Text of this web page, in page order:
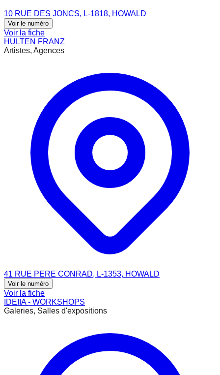
10 RUE DES JONCS, L-1818, HOWALD
Voir le numéro
Voir la fiche
HULTEN FRANZ
Artistes, Agences
41 RUE PERE CONRAD, L-1353, HOWALD
Voir le numéro
Voir la fiche
IDEIIA - WORKSHOPS
Galeries, Salles d'expositions